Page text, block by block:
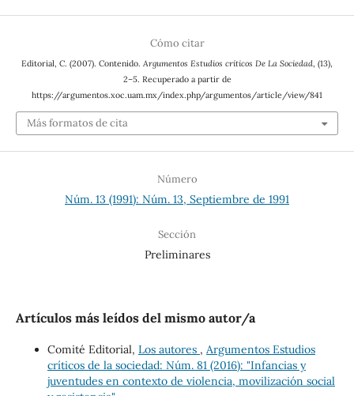
Cómo citar
Editorial, C. (2007). Contenido. Argumentos Estudios críticos De La Sociedad, (13),
2–5. Recuperado a partir de
https://argumentos.xoc.uam.mx/index.php/argumentos/article/view/841
Más formatos de cita
Número
Núm. 13 (1991): Núm. 13, Septiembre de 1991
Sección
Preliminares
Artículos más leídos del mismo autor/a
Comité Editorial, Los autores , Argumentos Estudios
críticos de la sociedad: Núm. 81 (2016): "Infancias y
juventudes en contexto de violencia, movilización social